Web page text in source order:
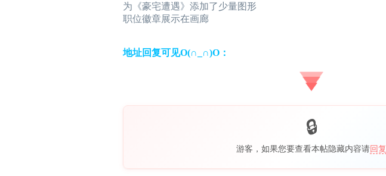
为《豪宅遭遇》添加了少量图形
职位徽章展示在画廊
地址回复可见O(∩_∩)O：
游客，如果您要查看本帖隐藏内容请回复